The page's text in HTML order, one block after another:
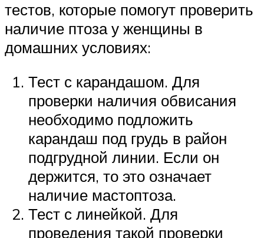
тестов, которые помогут проверить
наличие птоза у женщины в
домашних условиях:
Тест с карандашом. Для
проверки наличия обвисания
необходимо подложить
карандаш под грудь в район
подгрудной линии. Если он
держится, то это означает
наличие мастоптоза.
Тест с линейкой. Для
проведения такой проверки